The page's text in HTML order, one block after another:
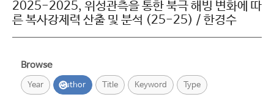
2025-2025, 위성관측을 통한 북극 해빙 변화에 따
른 복사강제력 산출 및 분석 (25-25) / 한경수
Browse
Year Author Title Keyword Type